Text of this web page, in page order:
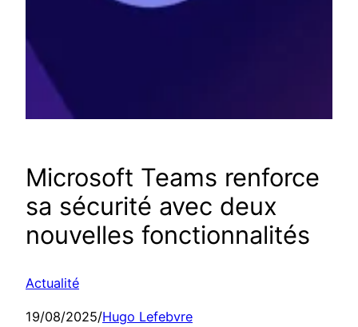
Microsoft Teams renforce
sa sécurité avec deux
nouvelles fonctionnalités
Actualité
19/08/2025/Hugo Lefebvre